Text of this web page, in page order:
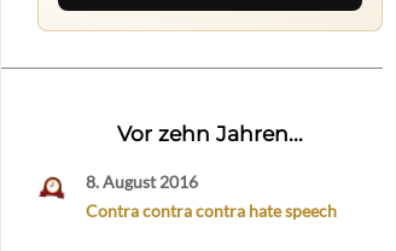
Vor zehn Jahren...
8. August 2016
Contra contra contra hate speech